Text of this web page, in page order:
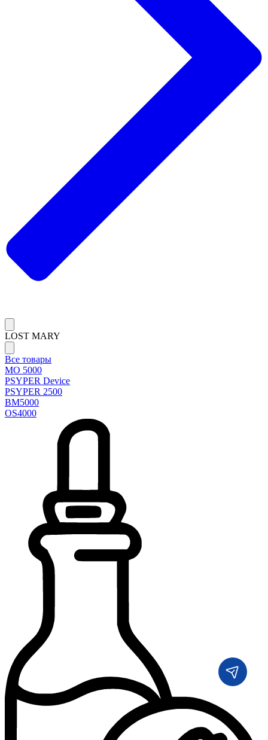
LOST MARY
Все товары
MO 5000
PSYPER Device
PSYPER 2500
BM5000
OS4000